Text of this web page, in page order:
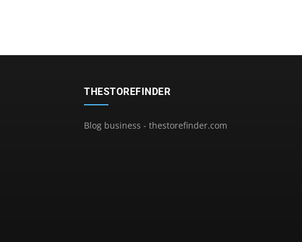
THESTOREFINDER
Blog business - thestorefinder.com